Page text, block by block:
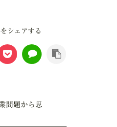
問題から思